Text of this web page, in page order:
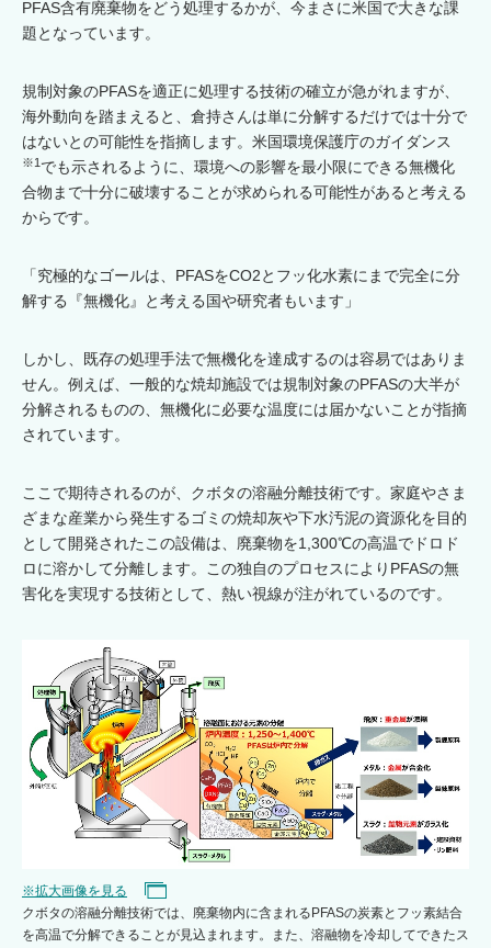
PFAS含有廃棄物をどう処理するかが、今まさに米国で大きな課
題となっています。
規制対象のPFASを適正に処理する技術の確立が急がれますが、
海外動向を踏まえると、倉持さんは単に分解するだけでは十分で
はないとの可能性を指摘します。米国環境保護庁のガイダンス
※1 でも示されるように、環境への影響を最小限にできる無機化
合物まで十分に破壊することが求められる可能性があると考える
からです。
「究極的なゴールは、PFASをCO2とフッ化水素にまで完全に分
解する『無機化』と考える国や研究者もいます」
しかし、既存の処理手法で無機化を達成するのは容易ではありま
せん。例えば、一般的な焼却施設では規制対象のPFASの大半が
分解されるものの、無機化に必要な温度には届かないことが指摘
されています。
ここで期待されるのが、クボタの溶融分離技術です。家庭やさま
ざまな産業から発生するゴミの焼却灰や下水汚泥の資源化を目的
として開発されたこの設備は、廃棄物を1,300℃の高温でドロド
ロに溶かして分離します。この独自のプロセスによりPFASの無
害化を実現する技術として、熱い視線が注がれているのです。
※拡大画像を見る
クボタの溶融分離技術では、廃棄物内に含まれるPFASの炭素とフッ素結合
を高温で分解できることが見込まれます。また、溶融物を冷却してできたス